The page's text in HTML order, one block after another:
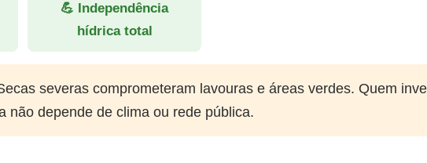
💪 Independência
hídrica total
severas comprometeram lavouras e áreas verdes. Quem
não depende de clima ou rede pública.